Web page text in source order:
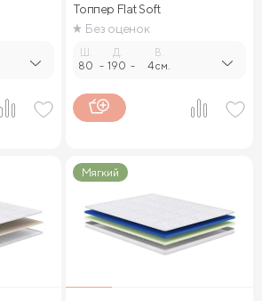
Топпер Flat Soft
Без оценок
Ш.
80 -
Д.
190 -
В.
4 см.
Мягкий